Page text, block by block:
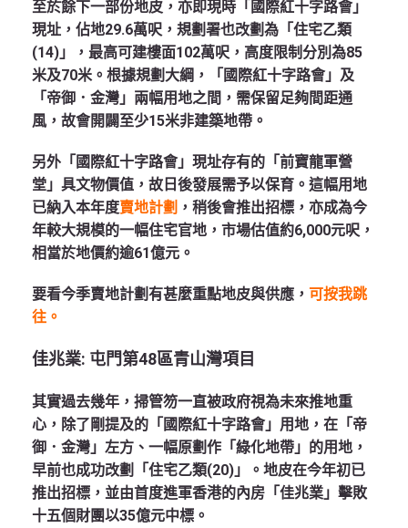
至於餘下一部份地皮，亦即現時「國際紅十字路會」
現址，佔地29.6萬呎，規劃署也改劃為「住宅乙類
(14)」，最高可建樓面102萬呎，高度限制分別為85
米及70米。根據規劃大綱，「國際紅十字路會」及
「帝御．金灣」兩幅用地之間，需保留足夠間距通
風，故會開闢至少15米非建築地帶。
另外「國際紅十字路會」現址存有的「前寶龍軍營
堂」具文物價值，故日後發展需予以保育。這幅用地
已納入本年度賣地計劃 ，稍後會推出招標，亦成為今
年較大規模的一幅住宅官地，市場估值約6,000元呎，
相當於地價約逾61億元。
要看今季賣地計劃有甚麼重點地皮與供應， 可按我跳
往。
佳兆業: 屯門第48區青山灣項目
其實過去幾年，掃管笏一直被政府視為未來推地重
心，除了剛提及的「國際紅十字路會」用地，在「帝
御．金灣」左方、一幅原劃作「綠化地帶」的用地，
早前也成功改劃「住宅乙類(20)」。地皮在今年初已
推出招標，並由首度進軍香港的內房「佳兆業」擊敗
十五個財團以35億元中標。